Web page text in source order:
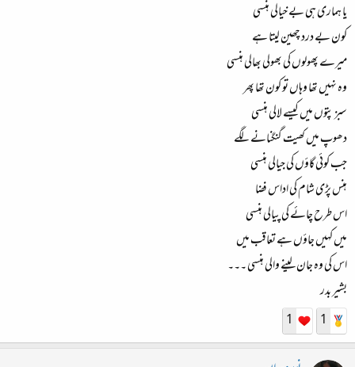
یا ہماری ہی بے خیالی ہنسی
کون بے درد چھین لیتا ہے
میرے پھولوں کی بھولی بھالی ہنسی
وہ نہیں تھا وہاں تو کون تھا پھر
سبز پتوں میں کیسے لالی ہنسی
دھوپ میں کھیت گنگنانے لگے
جب کوئی گاؤں کی جیالی ہنسی
ہنس پڑی شام کی اداس فضا
اس طرح چائے کی پیالی ہنسی
میں کہیں جاؤں ہے تعاقب میں
اس کی وہ جان لینے والی ہنسی ۔۔۔
بشیر بدر
1
1